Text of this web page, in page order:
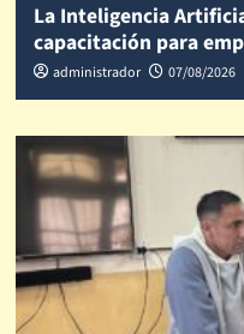
La Inteligencia
capacitación para
administrador 07/08/2026